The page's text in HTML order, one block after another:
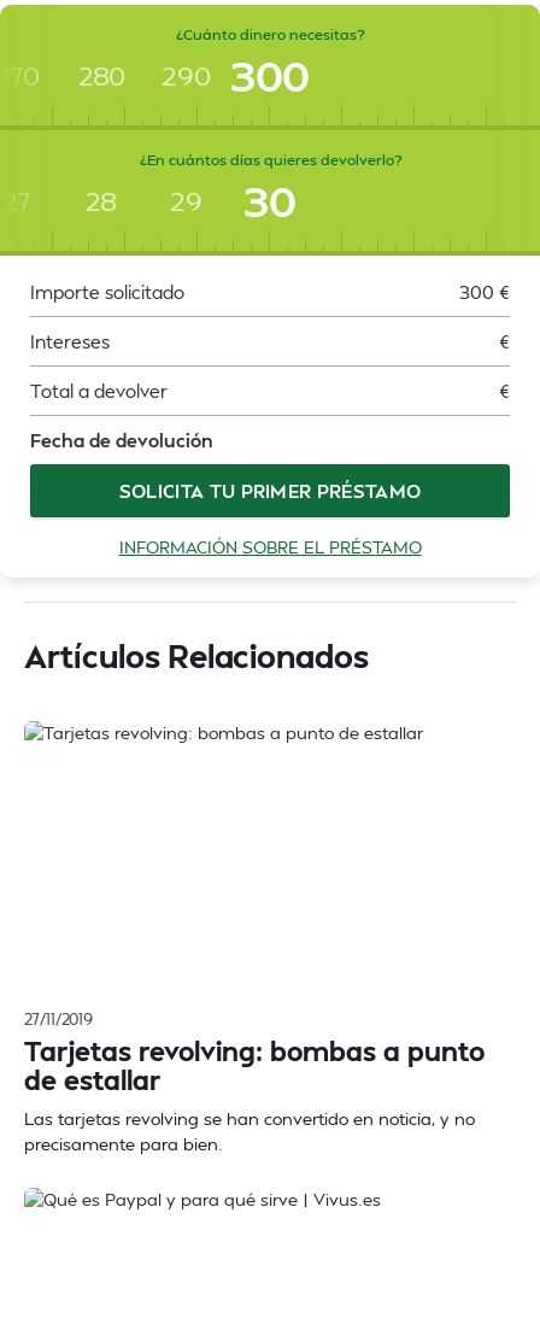
¿Cuánto dinero necesitas?
280 290 300
¿En cuántos días quieres devolverlo?
27 28 29 30
Importe solicitado 300 €
Intereses €
Total a devolver €
Fecha de devolución
SOLICITA TU PRIMER PRÉSTAMO
INFORMACIÓN SOBRE EL PRÉSTAMO
Artículos Relacionados
27/11/2019
Tarjetas revolving: bombas a punto
de estallar
Las tarjetas revolving se han convertido en noticia, y no
precisamente para bien.